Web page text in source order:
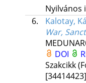
Nyilvános
6.
Kalotay,
War,
DOI
Szakcikk
[34414423]